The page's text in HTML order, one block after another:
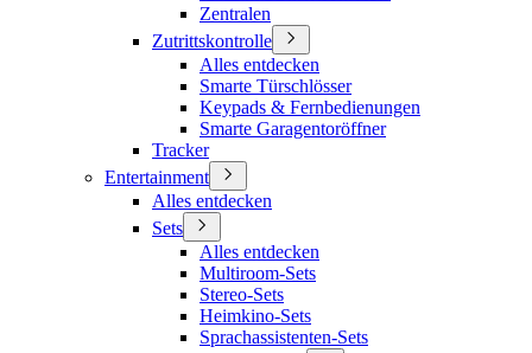
Zentralen
Zutrittskontrolle
Alles entdecken
Smarte Türschlösser
Keypads & Fernbedienungen
Smarte Garagentoröffner
Tracker
Entertainment
Alles entdecken
Sets
Alles entdecken
Multiroom-Sets
Stereo-Sets
Heimkino-Sets
Sprachassistenten-Sets